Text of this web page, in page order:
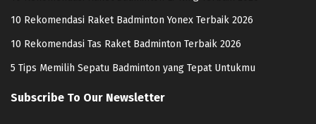
10 Rekomendasi Raket Badminton Yonex Terbaik 2026
10 Rekomendasi Tas Raket Badminton Terbaik 2026
5 Tips Memilih Sepatu Badminton yang Tepat Untukmu
Subscribe To Our Newsletter